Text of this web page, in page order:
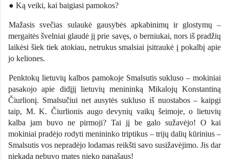
● Ką veiki, kai baigiasi pamokos?
Mažasis svečias sulaukė gausybės apkabinimų ir glostymų –
mergaitės švelniai glaudė jį prie savęs, o berniukai, nors iš pradžių
laikėsi šiek tiek atokiau, netrukus smalsiai įsitraukė į pokalbį apie
jo keliones.
Penktokų lietuvių kalbos pamokoje Smalsutis sukluso – mokiniai
pasakojo apie didįjį lietuvių menininką Mikalojų Konstantiną
Čiurlionį. Smalsučiui net ausytės sukluso iš nuostabos – kaipgi
taip, M. K. Čiurlionis augo devynių vaikų šeimoje, o lietuvių
kalba jam buvo ne pirmoji? Tai jį be galo sužavėjo! O kai
mokiniai pradėjo rodyti menininko triptikus – trijų dalių kūrinius –
Smalsutis vos nepradėjo lodamas reikšti savo susižavėjimo. Jis dar
niekada nebuvo matęs nieko panašaus!